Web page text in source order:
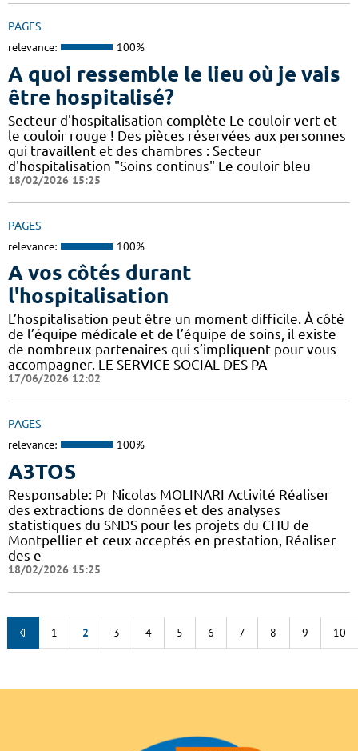
PAGES
relevance: 100%
A quoi ressemble le lieu où je vais
être hospitalisé?
Secteur d'hospitalisation complète Le couloir vert et
le couloir rouge ! Des pièces réservées aux personnes
qui travaillent et des chambres : Secteur
d'hospitalisation "Soins continus" Le couloir bleu
18/02/2026 15:25
PAGES
relevance: 100%
A vos côtés durant
l'hospitalisation
L’hospitalisation peut être un moment difficile. À côté
de l’équipe médicale et de l’équipe de soins, il existe
de nombreux partenaires qui s’impliquent pour vous
accompagner. LE SERVICE SOCIAL DES PA
17/06/2026 12:02
PAGES
relevance: 100%
A3TOS
Responsable: Pr Nicolas MOLINARI Activité Réaliser
des extractions de données et des analyses
statistiques du SNDS pour les projets du CHU de
Montpellier et ceux acceptés en prestation, Réaliser
des e
18/02/2026 15:25
1 2 3 4 5 6 7 8 9 10